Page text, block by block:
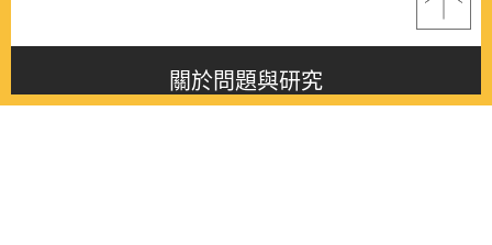
關於問題與研究
About this journal